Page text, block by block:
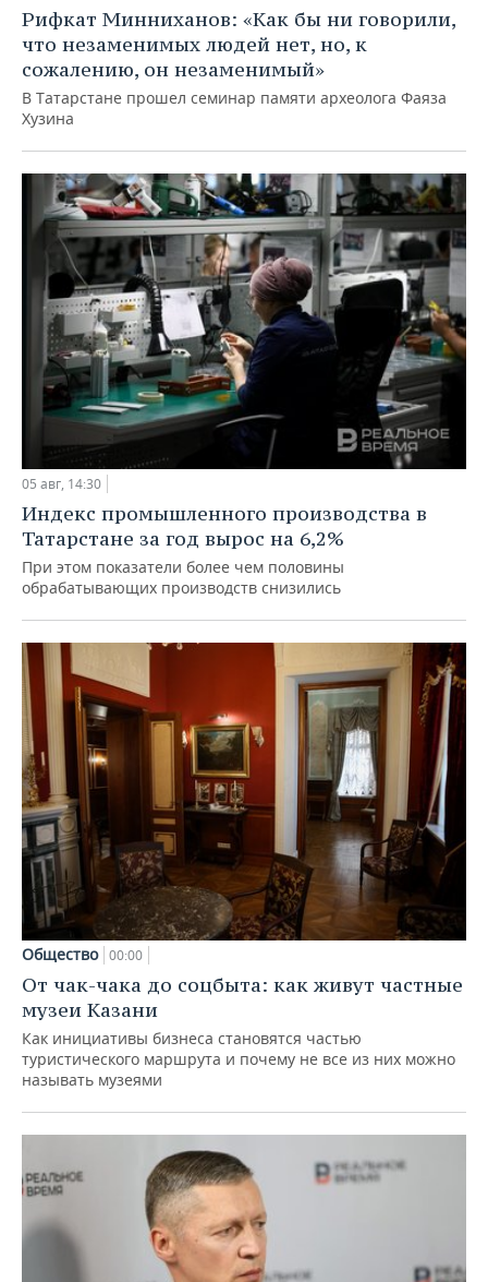
Рифкат Минниханов: «Как бы ни говорили,
что незаменимых людей нет, но, к
сожалению, он незаменимый»
В Татарстане прошел семинар памяти археолога Фаяза
Хузина
05 авг, 14:30
Индекс промышленного производства в
Татарстане за год вырос на 6,2%
При этом показатели более чем половины
обрабатывающих производств снизились
Общество 00:00
От чак-чака до соцбыта: как живут частные
музеи Казани
Как инициативы бизнеса становятся частью
туристического маршрута и почему не все из них можно
называть музеями